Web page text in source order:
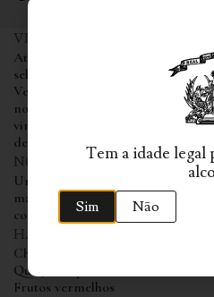
VINIFICAÇÃO E
Através de uma vindima manual
seleccionamos as melhores uvas
Velhas, que são pisadas a pé em
no mesmo. Engarrafados entre o
vindima, os Porto L.B.V, ao
de um considerável
NOTAS DE PROVA
Um LBV tinto e encorpado, com
maduros. Na boca é fino,
conjunto sólido que termina
HARMONIZAÇÃO
Chocolate Preto
Queijo Roquefort
Frutos vermelhos
Tem a idade legal
Sim Não